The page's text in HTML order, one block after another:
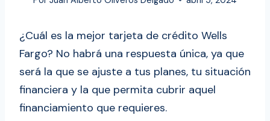
¿Cuál es la mejor tarjeta de crédito Wells
Fargo? No habrá una respuesta única, ya que
será la que se ajuste a tus planes, tu situación
financiera y la que permita cubrir aquel
financiamiento que requieres.